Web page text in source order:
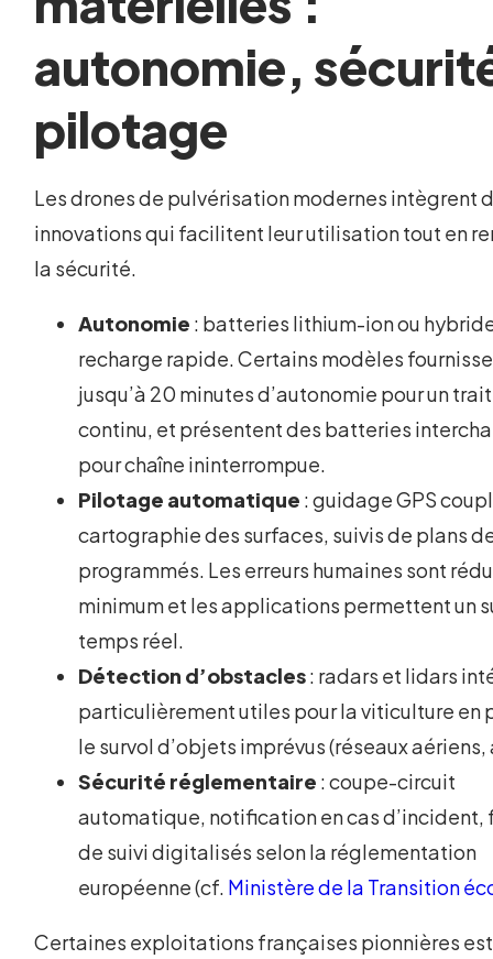
autonomie,
pilotage
Les drones de pulvérisation modernes intègrent
innovations qui facilitent leur utilisation tout en
la sécurité.
Autonomie : batteries lithium-ion ou
recharge rapide. Certains modèles
jusqu’à 20 minutes d’autonomie pour un
continu, et présentent des batteries
pour chaîne ininterrompue.
Pilotage automatique : guidage GPS
cartographie des surfaces, suivis de plans
programmés. Les erreurs humaines sont
minimum et les applications permettent un
temps réel.
Détection d’obstacles: radars et lidars
particulièrement utiles pour la viticulture en
le survol d’objets imprévus (réseaux aériens,
Sécurité réglementaire : coupe-circuit
automatique, notification en cas d’incident,
de suivi digitalisés selon la réglementation
européenne (cf. Ministère de la Transition
Certaines exploitations françaises pionnières